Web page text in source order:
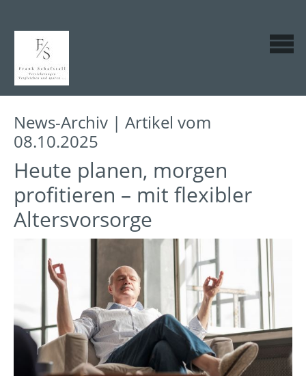
News-Archiv | Artikel vom
08.10.2025
Heute planen, morgen
profitieren – mit flexibler
Altersvorsorge